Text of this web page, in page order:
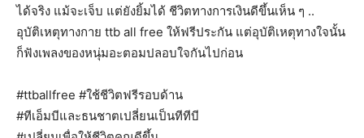
ได้จริง แม้จะเจ็บ แต่ยังยิ้มได้ ชีวิตทางการเงินดีขึ้นเห็น ๆ ..
อุบัติเหตุทางกาย ttb all free ให้ฟรีประกัน แต่อุบัติเหตุทางใจนั้น
ก็ฟังเพลงของหนุ่มอะตอมปลอบใจกันไปก่อน
#ttballfree #ใช้ชีวิตฟรีรอบด้าน
#ทีเอ็มบีและธนชาตเปลี่ยนเป็นทีทีบี